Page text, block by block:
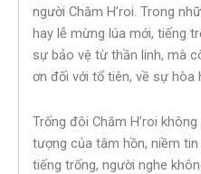
người Chăm H’roi. Trong
hay lễ mừng lúa mới, tiếng
sự bảo vệ từ thần linh, mà
ơn đối với tổ tiên, về sự hòa
Trống đôi Chăm H’roi
tượng của tâm hồn, niềm
tiếng trống, người nghe